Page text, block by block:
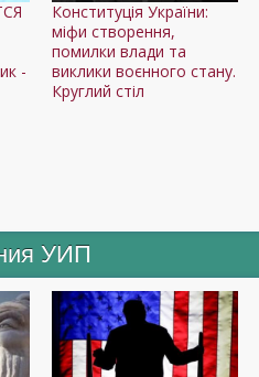
-
Конституція України:
міфи створення,
помилки влади та
виклики воєнного стану.
Круглий стіл
УИП